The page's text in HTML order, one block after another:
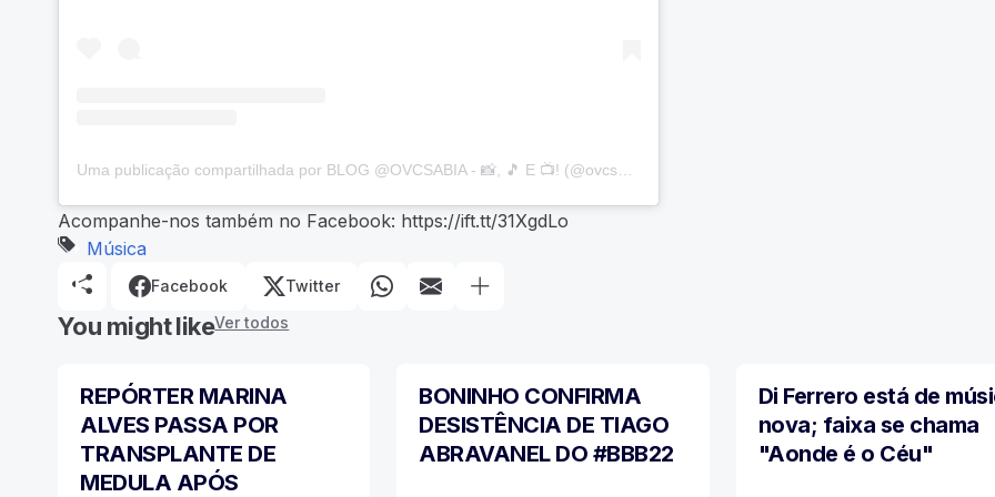
Acompanhe-nos também no Facebook: https://ift.tt/31XgdLo
Música
Facebook Twitter
You might likeVer todos
MÚSICA
REPÓRTER MARINA
ALVES PASSA POR
TRANSPLANTE DE
MEDULA APÓS
MÚSICA
BONINHO CONFIRMA
DESISTÊNCIA DE TIAGO
ABRAVANEL DO #BBB22
MÚSICA
Di Ferrero está de
nova; faixa se chama
"Aonde é o Céu"